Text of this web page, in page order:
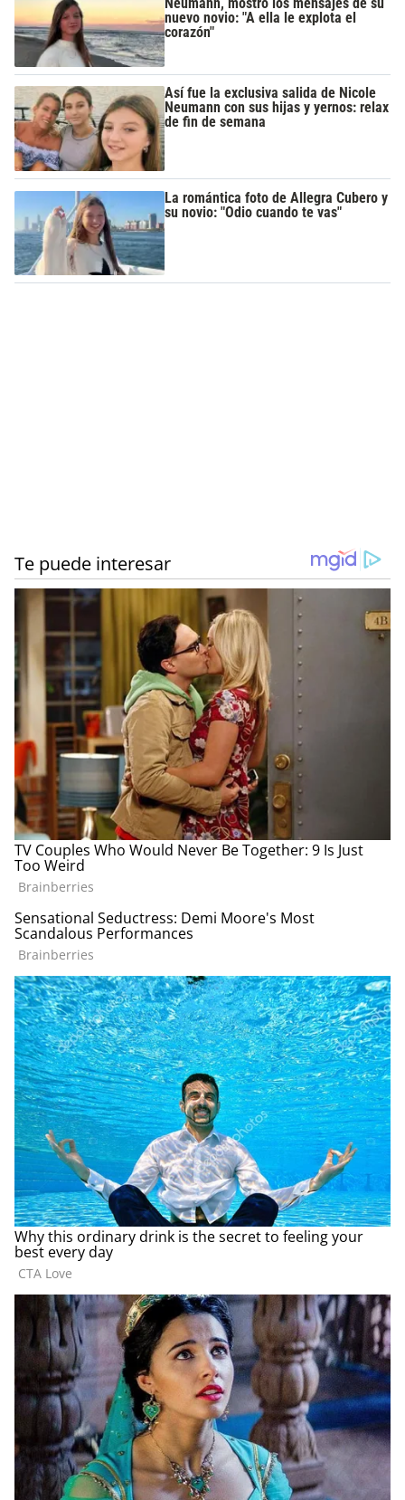
nuevo novio: "A ella le explota el
corazón"
Así fue la exclusiva salida de Nicole
Neumann con sus hijas y yernos: relax
de fin de semana
La romántica foto de Allegra Cubero y
su novio: "Odio cuando te vas"